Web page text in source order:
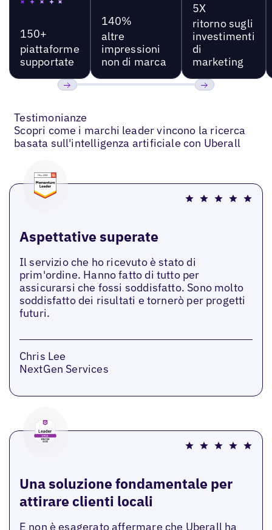
150+
piattaforme
supportate
140%
altre
impressioni
non di marca
5X
ritorno sugli
investimenti
di
marketing
Testimonianze
Scopri come i marchi leader vincono la ricerca
basata sull'intelligenza artificiale con Uberall
Aspettative superate
Il servizio che ho ricevuto è stato di
prim'ordine. Hanno fatto di tutto per
assicurarsi che fossi soddisfatto. Sono molto
soddisfatto dei risultati e tornerò per progetti
futuri.
Chris Lee
NextGen Services
Una soluzione fondamentale per
attirare clienti locali
E non è esagerato affermare che Uberall ha